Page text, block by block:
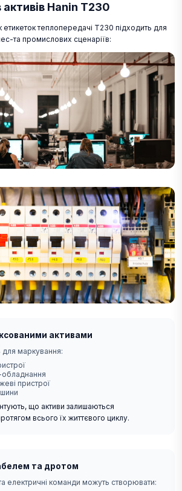
активів Hanin T230
теплопередачі T230 підходить для
та промислових сценаріїв:
активами
для маркування:
пристрої
що активи залишаються
всього їх життєвого циклу.
та дротом
електричні команди можуть створювати: